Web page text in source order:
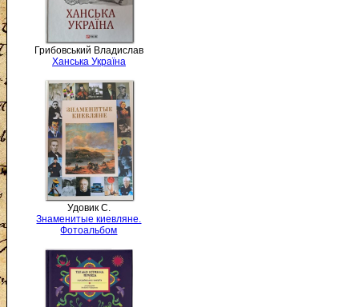
Грибовський Владислав
Ханська Україна
Удовик С.
Знаменитые киевляне.
Фотоальбом